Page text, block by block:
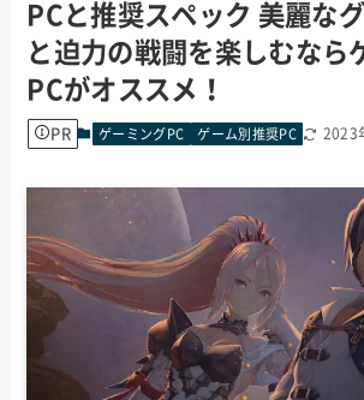
PCと推奨スペック 美麗な
と迫力の戦闘を楽しむなら
PCがオススメ！
PR ゲーミングPC ゲーム別推奨PC 2023